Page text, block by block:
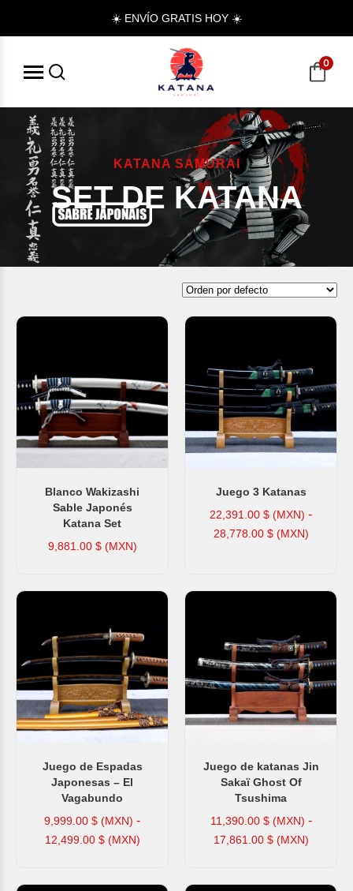
☀️ ENVÍO GRATIS HOY ☀️
0
KATANA SAMURAI
SET DE KATANA
Blanco Wakizashi
Sable Japonés
Katana Set
9,881.00 $ (MXN)
Juego 3 Katanas
22,391.00 $ (MXN) -
28,778.00 $ (MXN)
Juego de Espadas
Japonesas – El
Vagabundo
9,999.00 $ (MXN) -
12,499.00 $ (MXN)
Juego de katanas Jin
Sakaï Ghost Of
Tsushima
11,390.00 $ (MXN) -
17,861.00 $ (MXN)